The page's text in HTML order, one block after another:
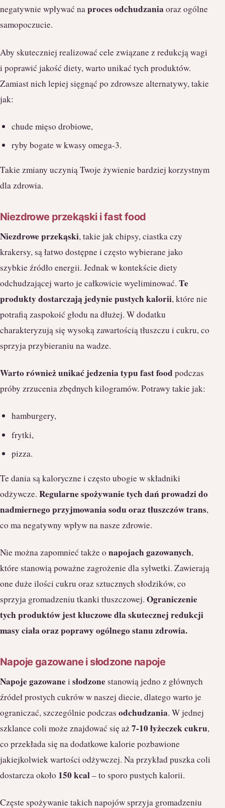
negatywnie wpływać naproces odchudzania oraz ogólne
samopoczucie.
Aby skuteczniej realizować cele związane z redukcją wagi
i poprawić jakość diety, warto unikać tych produktów.
Zamiast nich lepiej sięgnąć po zdrowsze alternatywy, takie
jak:
chude mięso drobiowe,
ryby bogate w kwasy omega-3.
Takie zmiany uczynią Twoje żywienie bardziej korzystnym
dla zdrowia.
Niezdrowe przekąski i fast food
Niezdrowe przekąski, takie jak chipsy, ciastka czy
krakersy, są łatwo dostępne i często wybierane jako
szybkie źródło energii. Jednak w kontekście diety
odchudzającej warto je całkowicie wyeliminować. Te
produkty dostarczają jedynie pustych kalorii, które nie
potrafią zaspokoić głodu na dłużej. W dodatku
charakteryzują się wysoką zawartością tłuszczu i cukru, co
sprzyja przybieraniu na wadze.
Warto również unikać jedzenia typu fast food podczas
próby zrzucenia zbędnych kilogramów. Potrawy takie jak:
hamburgery,
frytki,
pizza.
Te dania są kaloryczne i często ubogie w składniki
odżywcze. Regularne spożywanie tych dań prowadzi do
nadmiernego przyjmowania sodu oraz tłuszczów trans,
co ma negatywny wpływ na nasze zdrowie.
Nie można zapomnieć także o napojach gazowanych,
które stanowią poważne zagrożenie dla sylwetki. Zawierają
one duże ilości cukru oraz sztucznych słodzików, co
sprzyja gromadzeniu tkanki tłuszczowej. Ograniczenie
tych produktów jest kluczowe dla skutecznej redukcji
masy ciała oraz poprawy ogólnego stanu zdrowia.
Napoje gazowane i słodzone napoje
Napoje gazowanei słodzone stanowią jedno z głównych
źródeł prostych cukrów w naszej diecie, dlatego warto je
ograniczać, szczególnie podczas odchudzania. W jednej
szklance coli może znajdować się aż7-10 łyżeczek cukru,
co przekłada się na dodatkowe kalorie pozbawione
jakiejkolwiek wartości odżywczej. Na przykład puszka coli
dostarcza około 150 kcal– to sporo pustych kalorii.
Częste spożywanie takich napojów sprzyja gromadzeniu